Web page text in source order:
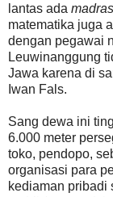
lantas ada
matematika juga
dengan pegawai
Leuwinanggung
Jawa karena di
Iwan Fals.
Sang dewa ini
6.000 meter
toko, pendopo,
organisasi para
kediaman pribadi